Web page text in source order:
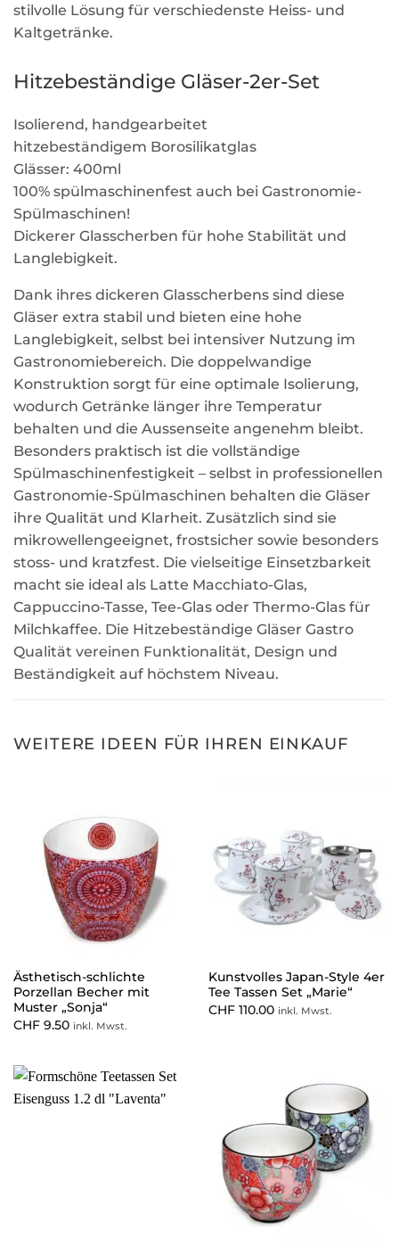
stilvolle Lösung für verschiedenste Heiss- und
Kaltgetränke.
Hitzebeständige Gläser-2er-Set
Isolierend, handgearbeitet
hitzebeständigem Borosilikatglas
Glässer: 400ml
100% spülmaschinenfest auch bei Gastronomie-
Spülmaschinen!
Dickerer Glasscherben für hohe Stabilität und
Langlebigkeit.
Dank ihres dickeren Glasscherbens sind diese
Gläser extra stabil und bieten eine hohe
Langlebigkeit, selbst bei intensiver Nutzung im
Gastronomiebereich. Die doppelwandige
Konstruktion sorgt für eine optimale Isolierung,
wodurch Getränke länger ihre Temperatur
behalten und die Aussenseite angenehm bleibt.
Besonders praktisch ist die vollständige
Spülmaschinenfestigkeit – selbst in professionellen
Gastronomie-Spülmaschinen behalten die Gläser
ihre Qualität und Klarheit. Zusätzlich sind sie
mikrowellengeeignet, frostsicher sowie besonders
stoss- und kratzfest. Die vielseitige Einsetzbarkeit
macht sie ideal als Latte Macchiato-Glas,
Cappuccino-Tasse, Tee-Glas oder Thermo-Glas für
Milchkaffee. Die Hitzebeständige Gläser Gastro
Qualität vereinen Funktionalität, Design und
Beständigkeit auf höchstem Niveau.
WEITERE IDEEN FÜR IHREN EINKAUF
Ästhetisch-schlichte
Porzellan Becher mit
Muster „Sonja“
CHF9.50 inkl. Mwst.
Kunstvolles Japan-Style 4er
Tee Tassen Set „Marie“
CHF110.00 inkl. Mwst.